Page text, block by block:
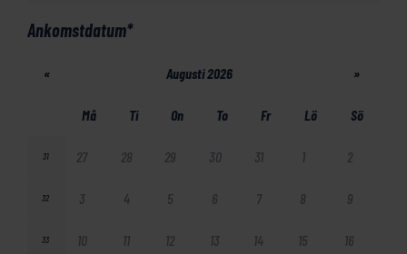
Ankomstdatum*
« Augusti 2026 »
Må Ti On To Fr Lö Sö
31 27 28 29 30 31 1 2
32 3 4 5 6 7 8 9
33 10 11 12 13 14 15 16